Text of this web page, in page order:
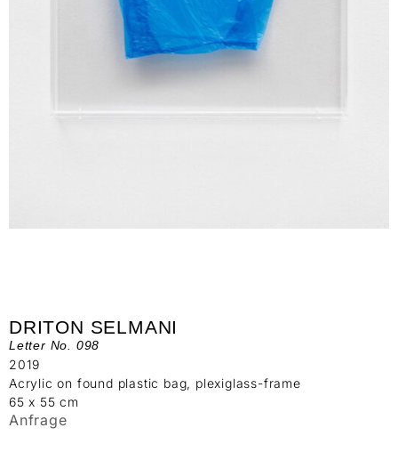
DRITON SELMANI
Letter No. 098
2019
Acrylic on found plastic bag, plexiglass-frame
65 x 55 cm
Anfrage